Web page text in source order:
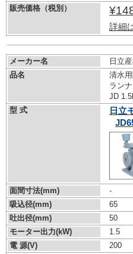
販売価格（税別）
詳細
メーカー名
日立
品名
清水
ラン
JD
型 式
日立
面間寸法(mm)
-
吸込径(mm)
65
吐出径(mm)
50
モーター出力(kW)
1.5
電 源(V)
200